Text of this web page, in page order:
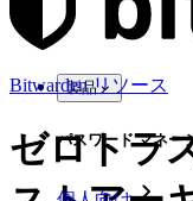
製品
パスワード マネー
Bitwarden リソース
ゼロトラ